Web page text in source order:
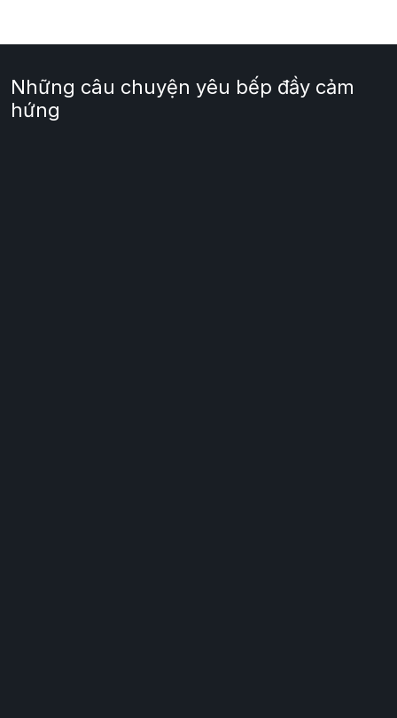
Những câu chuyện yêu bếp đầy cảm
hứng